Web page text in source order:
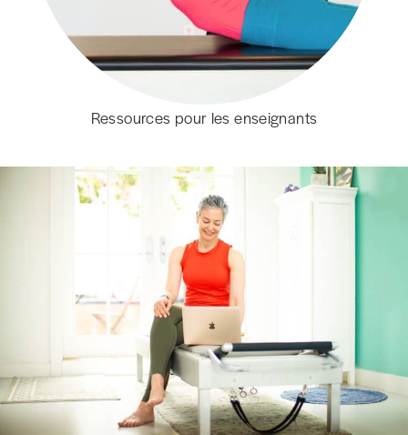
Ressources pour les enseignants